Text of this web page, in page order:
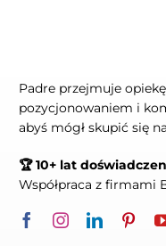
Padre przejmuje
pozycjonowaniem i
abyś mógł skupić się
🏆 10+ lat
Współpraca z firmami